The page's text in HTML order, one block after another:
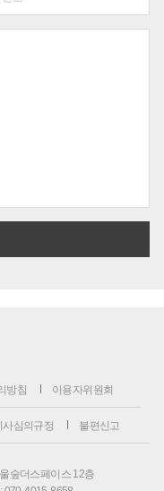
방침 이용자위원회
사심의규정 불편신고
숲더스페이스 12층